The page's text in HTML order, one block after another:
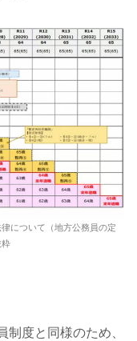
について（地方公務員の定
粋
度と同様のため、